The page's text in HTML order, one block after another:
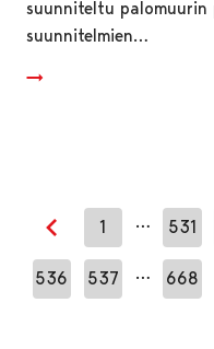
suunniteltu palomuurin
suunnitelmien…
Edellinen sivu
1 … 531
536 537 … 668